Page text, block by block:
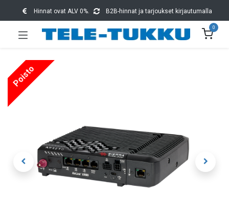
Hinnat ovat ALV 0%. B2B-hinnat ja tarjoukset kirjautumalla
0
Poisto